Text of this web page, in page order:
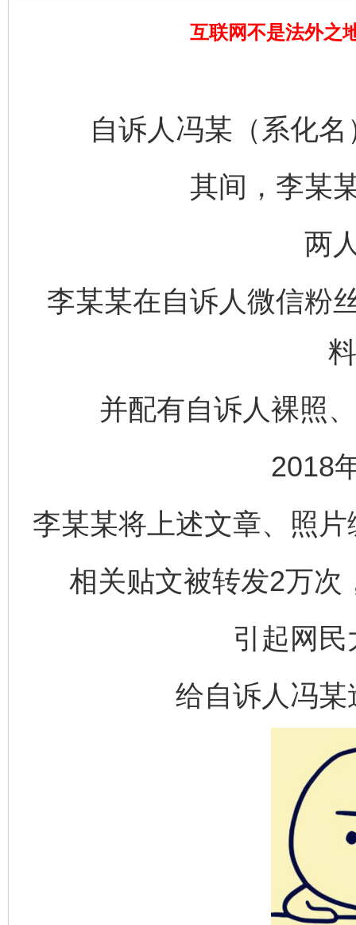
互联网不是法外之
自诉人冯某（系化
其间，李某
两
李某某在自诉人微信粉
并配有自诉人裸照
2018
李某某将上述文章、照
相关贴文被转发2万次
引起网
给自诉人冯